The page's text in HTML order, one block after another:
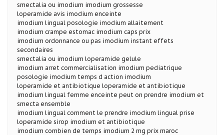
smectalia ou imodium imodium grossesse
loperamide avis imodium enceinte
imodium lingual posologie imodium allaitement
imodium crampe estomac imodium caps prix
imodium ordonnance ou pas imodium instant effets
secondaires
smectalia ou imodium loperamide gelule
imodium arret commercialisation imodium pediatrique
posologie imodium temps d action imodium
loperamide et antibiotique loperamide et antibiotique
imodium lingual femme enceinte peut on prendre imodium et
smecta ensemble
imodium lingual comment le prendre imodium lingual prise
loperamide sirop imodium et antibiotique
imodium combien de temps imodium 2 mg prix maroc